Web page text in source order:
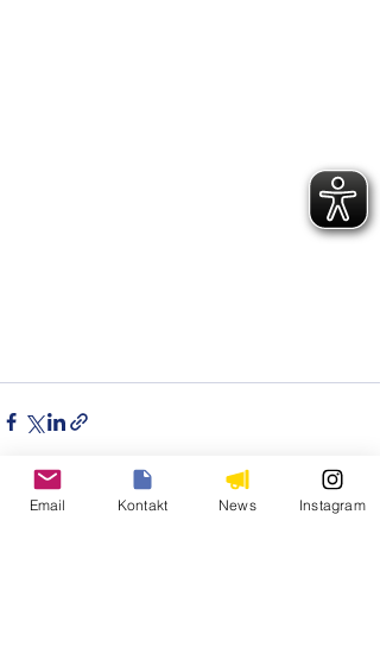
Aktuelle Beiträge Alle ansehen
Email Kontakt News Instagram